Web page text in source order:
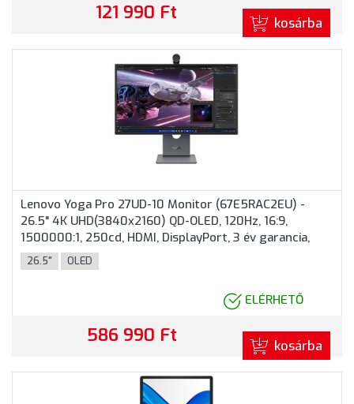
121 990 Ft kosárba
Lenovo Yoga Pro 27UD-10 Monitor (67E5RAC2EU) -
26.5" 4K UHD(3840x2160) QD-OLED, 120Hz, 16:9,
1500000:1, 250cd, HDMI, DisplayPort, 3 év garancia,
Fekete színben
26.5" OLED
ELÉRHETŐ
586 990 Ft kosárba